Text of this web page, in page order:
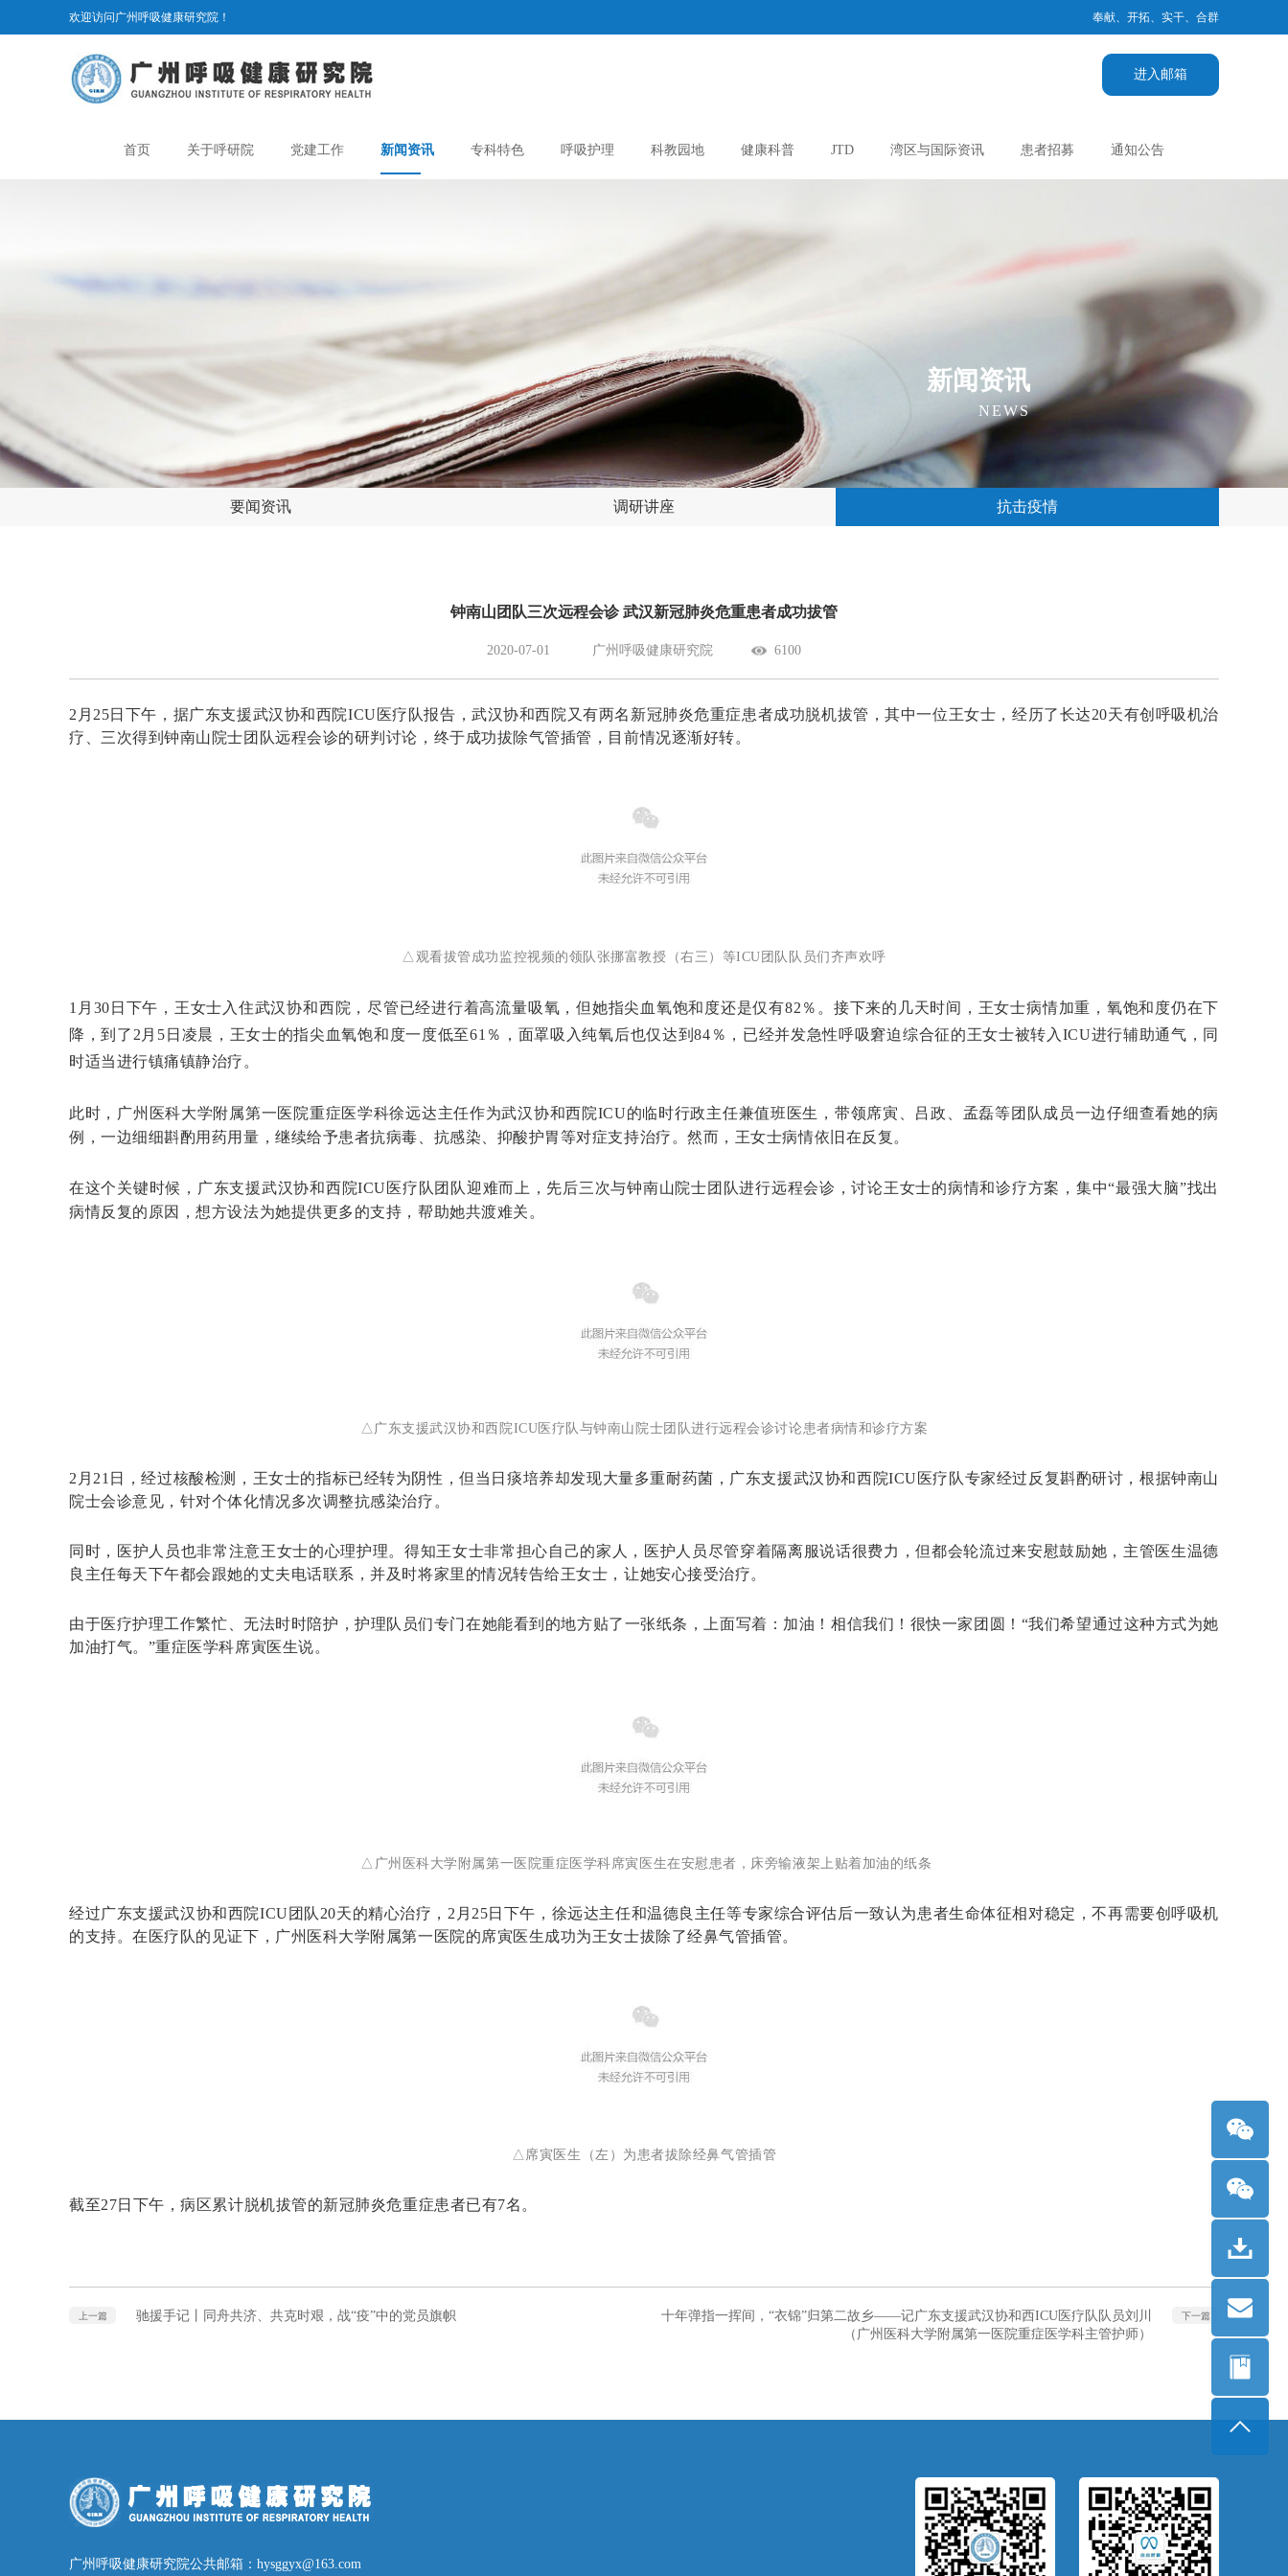
欢迎访问广州呼吸健康研究院！ 奉献、开拓、实干、合群
进入邮箱
首页 关于呼研院 党建工作 新闻资讯 专科特色 呼吸护理 科教园地 健康科普 JTD 湾区与国际资讯 患者招募 通知公告
新闻资讯
NEWS
要闻资讯 调研讲座 抗击疫情
钟南山团队三次远程会诊 武汉新冠肺炎危重患者成功拔管
2020-07-01 广州呼吸健康研究院 6100
2月25日下午，据广东支援武汉协和西院ICU医疗队报告，武汉协和西院又有两名新冠肺炎危重症患者成功脱机拔管，其中一位王女士，经历了长达20天有创呼吸机治
疗、三次得到钟南山院士团队远程会诊的研判讨论，终于成功拔除气管插管，目前情况逐渐好转。
△观看拔管成功监控视频的领队张挪富教授（右三）等ICU团队队员们齐声欢呼
1月30日下午，王女士入住武汉协和西院，尽管已经进行着高流量吸氧，但她指尖血氧饱和度还是仅有82％。接下来的几天时间，王女士病情加重，氧饱和度仍在下
降，到了2月5日凌晨，王女士的指尖血氧饱和度一度低至61％，面罩吸入纯氧后也仅达到84％，已经并发急性呼吸窘迫综合征的王女士被转入ICU进行辅助通气，同
时适当进行镇痛镇静治疗。
此时，广州医科大学附属第一医院重症医学科徐远达主任作为武汉协和西院ICU的临时行政主任兼值班医生，带领席寅、吕政、孟磊等团队成员一边仔细查看她的病
例，一边细细斟酌用药用量，继续给予患者抗病毒、抗感染、抑酸护胃等对症支持治疗。然而，王女士病情依旧在反复。
在这个关键时候，广东支援武汉协和西院ICU医疗队团队迎难而上，先后三次与钟南山院士团队进行远程会诊，讨论王女士的病情和诊疗方案，集中“最强大脑”找出
病情反复的原因，想方设法为她提供更多的支持，帮助她共渡难关。
△广东支援武汉协和西院ICU医疗队与钟南山院士团队进行远程会诊讨论患者病情和诊疗方案
2月21日，经过核酸检测，王女士的指标已经转为阴性，但当日痰培养却发现大量多重耐药菌，广东支援武汉协和西院ICU医疗队专家经过反复斟酌研讨，根据钟南山
院士会诊意见，针对个体化情况多次调整抗感染治疗。
同时，医护人员也非常注意王女士的心理护理。得知王女士非常担心自己的家人，医护人员尽管穿着隔离服说话很费力，但都会轮流过来安慰鼓励她，主管医生温德
良主任每天下午都会跟她的丈夫电话联系，并及时将家里的情况转告给王女士，让她安心接受治疗。
由于医疗护理工作繁忙、无法时时陪护，护理队员们专门在她能看到的地方贴了一张纸条，上面写着：加油！相信我们！很快一家团圆！“我们希望通过这种方式为她
加油打气。”重症医学科席寅医生说。
△广州医科大学附属第一医院重症医学科席寅医生在安慰患者，床旁输液架上贴着加油的纸条
经过广东支援武汉协和西院ICU团队20天的精心治疗，2月25日下午，徐远达主任和温德良主任等专家综合评估后一致认为患者生命体征相对稳定，不再需要创呼吸机
的支持。在医疗队的见证下，广州医科大学附属第一医院的席寅医生成功为王女士拔除了经鼻气管插管。
△ 席寅医生（左）为患者拔除经鼻气管插管
截至27日下午，病区累计脱机拔管的新冠肺炎危重症患者已有7名。
上一篇 驰援手记丨同舟共济、共克时艰，战“疫”中的党员旗帜 下一篇
十年弹指一挥间，“衣锦”归第二故乡——记广东支援武汉协和西ICU医疗队队员刘川
（广州医科大学附属第一医院重症医学科主管护师）
广州呼吸健康研究院公共邮箱：hysggyx@163.com